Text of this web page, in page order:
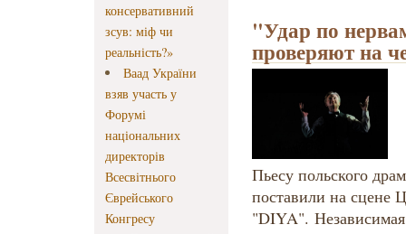
консервативний
зсув: міф чи
реальність?»
Ваад України
взяв участь у
Форумі
національних
директорів
Всесвітнього
Єврейського
Конгресу
"Удар по
проверяют на
Пьесу польского
поставили на сцене
"DIYA".